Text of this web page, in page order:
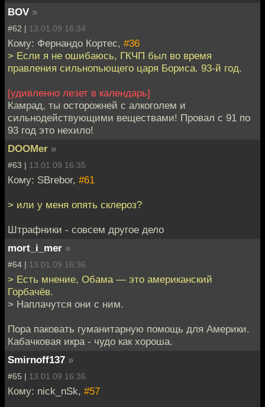
BOV »
#62 | 13.01.09 16:34
Кому: Фернандо Кортес, #36
> Если я не ошибаюсь, ГКЧП был во время
правления сильнопьющего царя Бориса. 93-й год.
[удивленно лезет в календарь]
Камрад, ты осторожней с алкоголем и
сильнодействующими веществами! Провал с 91 по
93 год это нехило!
DOOMer »
#63 | 13.01.09 16:35
Кому: SBrebor, #61
> или у меня опять склероз?
Штрафники - совсем другое дело
mort_i_mer »
#64 | 13.01.09 16:36
> Есть мнение, Обама — это американский
Горбачёв.
> Наплачутся они с ним.
Пора паковать гуманитарную помощь для Америки.
Кабачковая икра - чудо как хороша.
Smirnoff137 »
#65 | 13.01.09 16:36
Кому: nick_nSk, #57